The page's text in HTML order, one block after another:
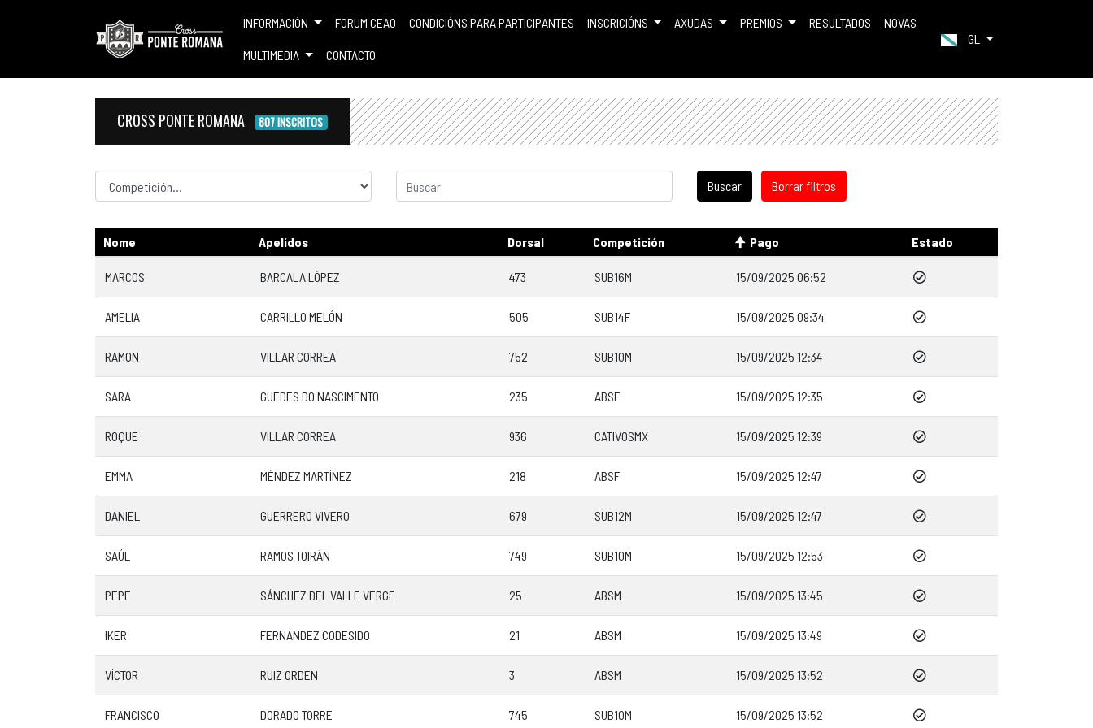
INFORMACIÓN FORUM CEAO CONDICIÓNS PARA PARTICIPANTES INSCRICIÓNS AXUDAS PREMIOS RESULTADOS NOVAS
MULTIMEDIA CONTACTO
GL
CROSS PONTE ROMANA 807 INSCRITOS
Competicion
Nome Apelidos Dorsal Competición Pago Estado
MARCOS BARCALA LÓPEZ 473 SUB16M 15/09/2025 06:52
AMELIA CARRILLO MELÓN 505 SUB14F 15/09/2025 09:34
RAMON VILLAR CORREA 752 SUB10M 15/09/2025 12:34
SARA GUEDES DO NASCIMENTO 235 ABSF 15/09/2025 12:35
ROQUE VILLAR CORREA 936 CATIVOSMX 15/09/2025 12:39
EMMA MÉNDEZ MARTÍNEZ 218 ABSF 15/09/2025 12:47
DANIEL GUERRERO VIVERO 679 SUB12M 15/09/2025 12:47
SAÚL RAMOS TOIRÁN 749 SUB10M 15/09/2025 12:53
PEPE SÁNCHEZ DEL VALLE VERGE 25 ABSM 15/09/2025 13:45
IKER FERNÁNDEZ CODESIDO 21 ABSM 15/09/2025 13:49
VÍCTOR RUIZ ORDEN 3 ABSM 15/09/2025 13:52
FRANCISCO DORADO TORRE 745 SUB10M 15/09/2025 13:52